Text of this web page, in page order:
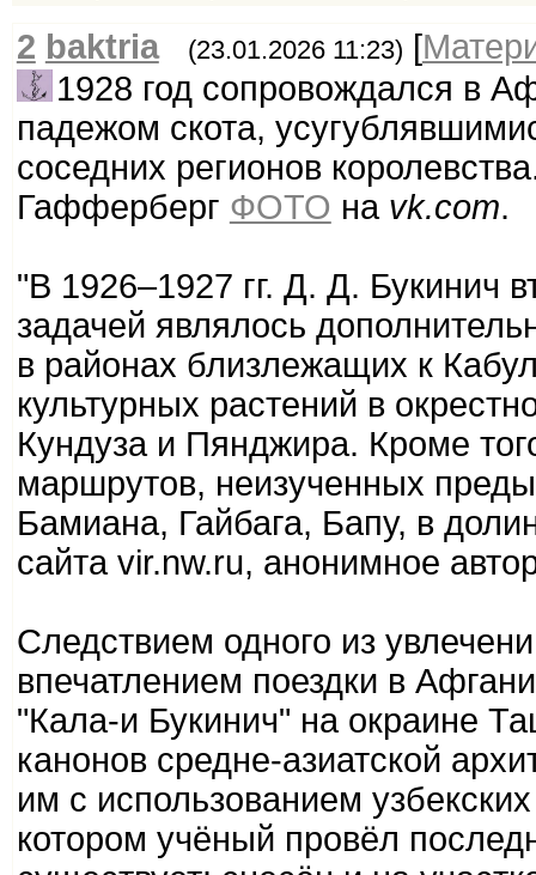
2 baktria (23.01.2026 11:23) [
1928 год сопровождался в
падежом скота,
соседних регионов
Гафферберг ФОТО на vk.com.
"В 1926–1927 гг. Д. Д. Букинич
задачей являлось
в районах близлежащих к
культурных растений в
Кундуза и Пянджира. Кроме
маршрутов, неизученных
Бамиана, Гайбага, Бапу, в
сайта vir.nw.ru, анонимное
Следствием одного из
впечатлением поездки в
"Кала-и Букинич" на окраине
канонов средне-азиатской
им с использованием
котором учёный провёл